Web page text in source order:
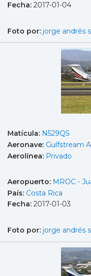
Fecha: 2017-01-04
Foto por: jorge andrés
Matícula: N529QS
Aeronave: Gulfstream
Aerolínea: Privado
Aeropuerto: MROC -
País: Costa Rica
Fecha: 2017-01-03
Foto por: jorge andrés